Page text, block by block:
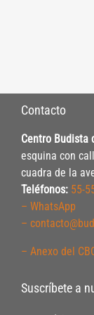
Contacto
Centro Budista
esquina con
cuadra de la
Teléfonos: 55-
– WhatsApp
–
– Anexo del
Suscríbete a